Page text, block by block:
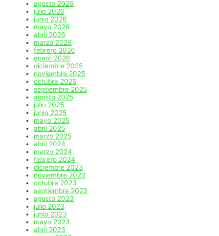
agosto 2026
julio 2026
junio 2026
mayo 2026
abril 2026
marzo 2026
febrero 2026
enero 2026
diciembre 2025
noviembre 2025
octubre 2025
septiembre 2025
agosto 2025
julio 2025
junio 2025
mayo 2025
abril 2025
marzo 2025
abril 2024
marzo 2024
febrero 2024
diciembre 2023
noviembre 2023
octubre 2023
septiembre 2023
agosto 2023
julio 2023
junio 2023
mayo 2023
abril 2023